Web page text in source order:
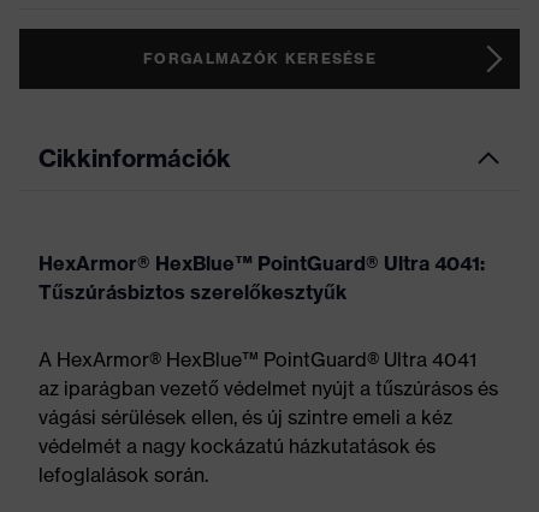
FORGALMAZÓK KERESÉSE
Cikkinformációk
HexArmor® HexBlue™ PointGuard® Ultra 4041:
Tűszúrásbiztos szerelőkesztyűk
A HexArmor® HexBlue™ PointGuard® Ultra 4041
az iparágban vezető védelmet nyújt a tűszúrásos és
vágási sérülések ellen, és új szintre emeli a kéz
védelmét a nagy kockázatú házkutatások és
lefoglalások során.